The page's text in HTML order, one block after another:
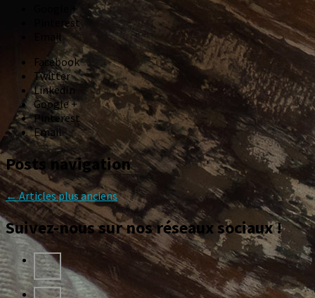
Google +
Pinterest
Email
Facebook
Twitter
LinkedIn
Google +
Pinterest
Email
Posts navigation
←Articles plus anciens
Suivez-nous sur nos réseaux sociaux !